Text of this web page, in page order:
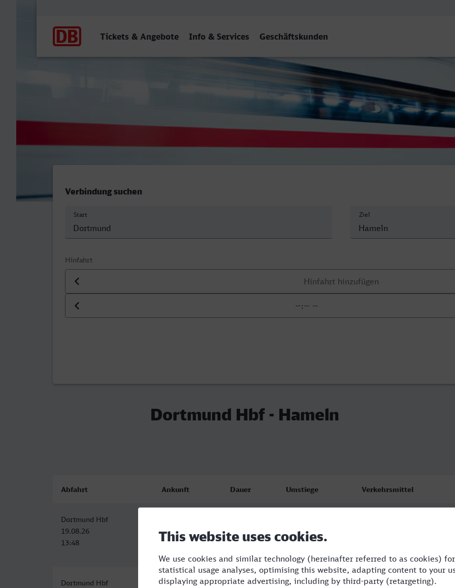
Tickets & Angebote Info & Services Geschäftskunden
Verbindung suchen
Start Ziel
Hinfahrt
Datum der Hinfahrt
Uhrzeit der Hinfahrt
Dortmund Hbf - Hameln
Abfahrt Ankunft Dauer Umstiege Verkehrsmittel
Dortmund Hbf
19.08.26
13:48
19.08.26
16:16
Dortmund Hbf
Hameln
2:31 1 RB,NX